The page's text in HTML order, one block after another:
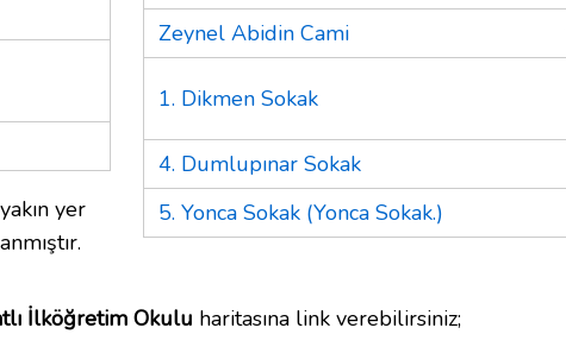
yer
Zeynel Abidin Cami
1. Dikmen Sokak
4. Dumlupınar Sokak
5. Yonca Sokak (Yonca Sokak.)
İlköğretim Okulu haritasına link verebilirsiniz;